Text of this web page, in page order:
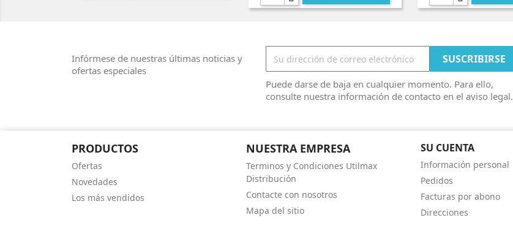
Infórmese de nuestras últimas noticias y
ofertas especiales
Puede darse de baja en cualquier momento. Para ello,
consulte nuestra información de contacto en el aviso legal.
PRODUCTOS
Ofertas
Novedades
Los más vendidos
NUESTRA EMPRESA
Terminos y Condiciones Utilmax
Distribución
Contacte con nosotros
Mapa del sitio
SU CUENTA
Información personal
Pedidos
Facturas por abono
Direcciones